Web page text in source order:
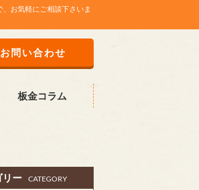
お気軽にご相談下さいま
お問い合わせ
板金コラム
リー CATEGORY